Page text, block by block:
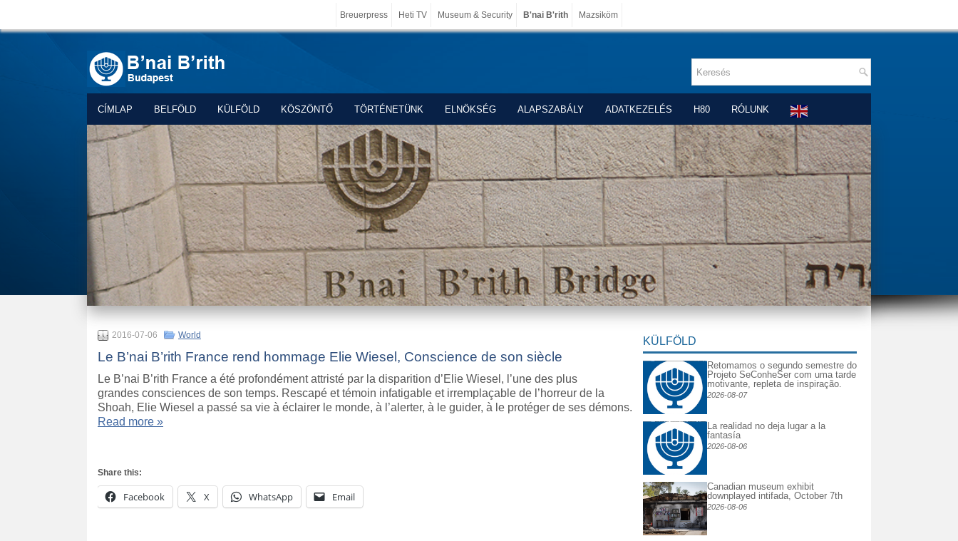
Breuerpress Heti TV Museum & Security B'nai B'rith Mazsiköm
CÍMLAP BELFÖLD KÜLFÖLD KÖSZÖNTŐ TÖRTÉNETÜNK ELNÖKSÉG ALAPSZABÁLY ADATKEZELÉS H80 RÓLUNK
2016-07-06 World
Le B’nai B’rith France rend hommage Elie Wiesel, Conscience de son siècle
Le B’nai B’rith France a été profondément attristé par la disparition d’Elie Wiesel, l’une des plus
grandes consciences de son temps. Rescapé et témoin infatigable et irremplaçable de l’horreur de la
Shoah, Elie Wiesel a passé sa vie à éclairer le monde, à l’alerter, à le guider, à le protéger de ses démons.
Read more »
Share this:
Facebook X WhatsApp Email
KÜLFÖLD
Retomamos o segundo semestre do
Projeto SeConheSer com uma tarde
motivante, repleta de inspiração.
2026-08-07
La realidad no deja lugar a la
fantasía
2026-08-06
Canadian museum exhibit
downplayed intifada, October 7th
2026-08-06